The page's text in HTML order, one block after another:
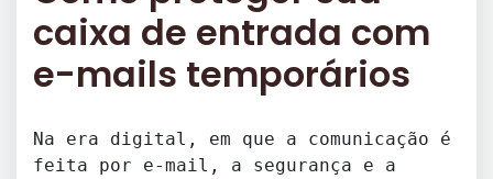
caixa de entrada com
e-mails temporários
Na era digital, em que a comunicação é
feita por e-mail, a segurança e a